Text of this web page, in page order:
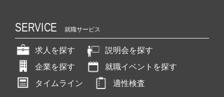
SERVICE 就職サービス
求人を探す
説明会を探す
企業を探す
就職イベントを探す
タイムライン
適性検査